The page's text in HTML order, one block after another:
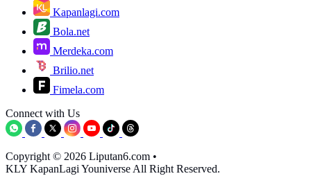
Kapanlagi.com
Bola.net
Merdeka.com
Brilio.net
Fimela.com
Connect with Us
Copyright © 2026 Liputan6.com •
KLY KapanLagi Youniverse All Right Reserved.